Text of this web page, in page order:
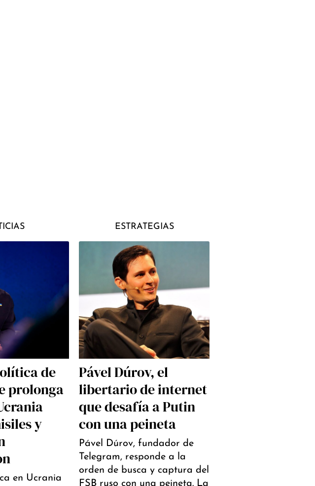
de
prolonga
y
en Ucrania
ESTRATEGIAS
Pável Dúrov, el
libertario de internet
que desafía a Putin
con una peineta
Pável Dúrov, fundador de
Telegram, responde a la
orden de busca y captura del
FSB ruso con una peineta. La